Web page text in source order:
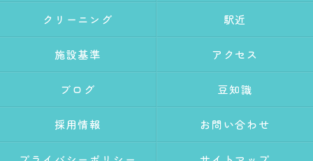
クリーニング 駅近
施設基準 アクセス
ブログ 豆知識
採用情報 お問い合わせ